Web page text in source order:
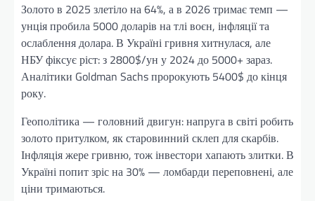
Золото в 2025 злетіло на 64%, а в 2026 тримає темп —
унція пробила 5000 доларів на тлі воєн, інфляції та
ослаблення долара. В Україні гривня хитнулася, але
НБУ фіксує ріст: з 2800$/ун у 2024 до 5000+ зараз.
Аналітики Goldman Sachs пророкують 5400$ до кінця
року.
Геополітика — головний двигун: напруга в світі робить
золото притулком, як старовинний склеп для скарбів.
Інфляція жере гривню, тож інвестори хапають злитки. В
Україні попит зріс на 30% — ломбарди переповнені, але
ціни тримаються.